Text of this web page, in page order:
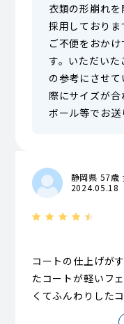
衣類の形崩れ
採用しており
ご不便をおか
す。いただい
の参考にさせ
際にサイズが
ボール等でお送
静岡県 57歳
2024.05.18
コートの仕上げが
たコートが軽いフ
くてふんわりした